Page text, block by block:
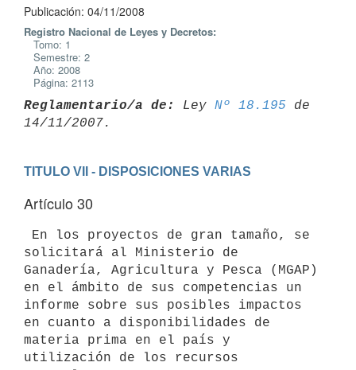
Publicación: 04/11/2008
Registro Nacional de Leyes y Decretos:
Tomo: 1
Semestre: 2
Año: 2008
Página: 2113
Reglamentario/a de: Ley Nº 18.195 de
TITULO VII - DISPOSICIONES VARIAS
Artículo 30
solicitará al Ministerio de
Ganadería, Agricultura y Pesca (MGAP)
en el ámbito de sus competencias un
informe sobre sus posibles impactos
en cuanto a disponibilidades de
materia prima en el país y
utilización de los recursos